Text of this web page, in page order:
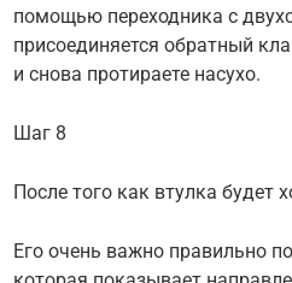
помощью переходника с
присоединяется обратный
и снова протираете насухо.
Шаг 8
После того как втулка будет
Его очень важно правильно